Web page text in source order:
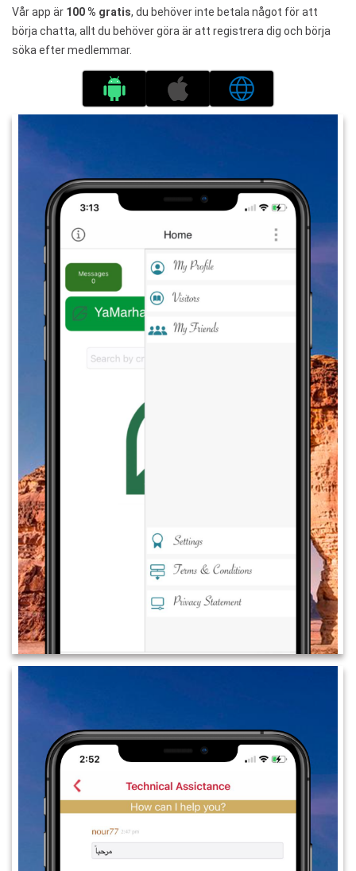
Vår app är 100 % gratis, du behöver inte betala något för att
börja chatta, allt du behöver göra är att registrera dig och börja
söka efter medlemmar.